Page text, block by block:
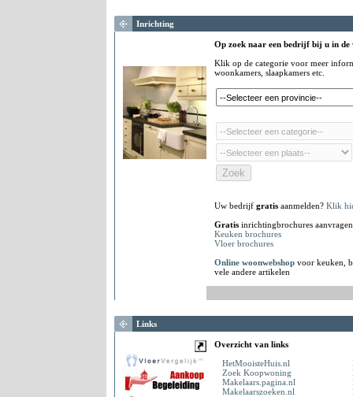
Inrichting
Op zoek naar een bedrijf bij u in
Klik op de categorie voor meer
woonkamers, slaapkamers etc.
Uw bedrijf gratis aanmelden? Klik
Gratis inrichtingbrochures
Keuken brochures
Vloer brochures
Online woonwebshop voor keuken,
vele andere artikelen
Links
Overzicht van links
HetMooisteHuis.nl
Zoek Koopwoning
Makelaars.pagina.nl
Makelaarszoeken.nl